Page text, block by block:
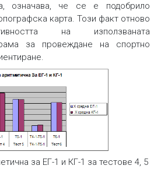
означава, че се е подобрило
карта. Този факт отново
на използваната
за провеждане на спортно
за ЕГ-1 и КГ-1 за тестове 4, 5